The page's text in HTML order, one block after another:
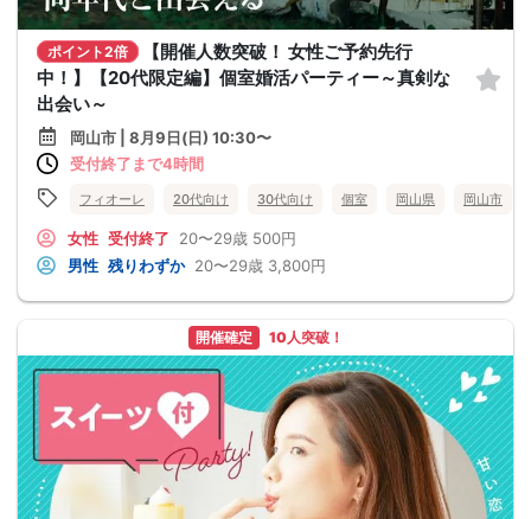
ポイント2倍
【開催人数突破！ 女性ご予約先行
中！】【20代限定編】個室婚活パーティー～真剣な
出会い～
岡山市 | 8月9日(日) 10:30〜
受付終了まで4時間
フィオーレ 20代向け 30代向け 個室 岡山県 岡山市
女性 受付終了 20〜29歳 500円
男性 残りわずか 20〜29歳 3,800円
開催確定 10人突破！